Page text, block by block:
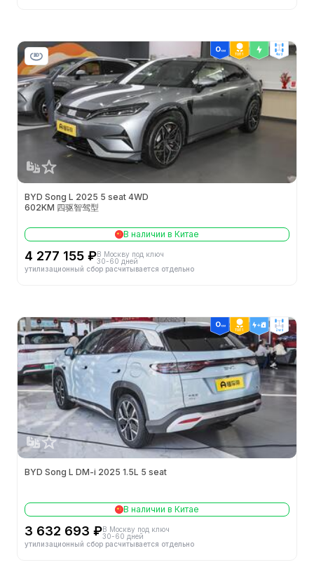
Кузов
Тип кузова SUV
Кол-во мест (шт.) 5
Кол-во дверей (шт.)
Ширина (мм) 1950
Длина (мм)
Высота (мм) 1560
Колея передних колес (мм) 1669
Снаряжённая масса (кг) 2385
Объем переднего багажника
Объем багажника (л) 410-1053
Минимальный дорожный просвет (мм)
4wd
BYD Song L 2025 5 seat 4WD
602KM 四驱智驾型
В наличии в Китае
4 277 155 ₽В Москву под ключ
30-60 дней
утилизационный сбор расчитывается отдельно
ТОП 1 2wd
BYD Song L DM-i 2025 1.5L 5 seat
В наличии в Китае
3 632 693 ₽В Москву под ключ
30-60 дней
утилизационный сбор расчитывается отдельно